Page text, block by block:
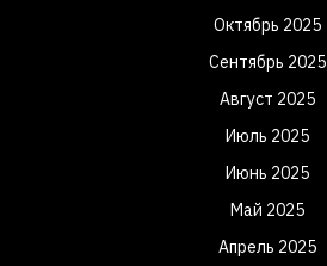
Октябрь 2025
Сентябрь 2025
Август 2025
Июль 2025
Июнь 2025
Май 2025
Апрель 2025